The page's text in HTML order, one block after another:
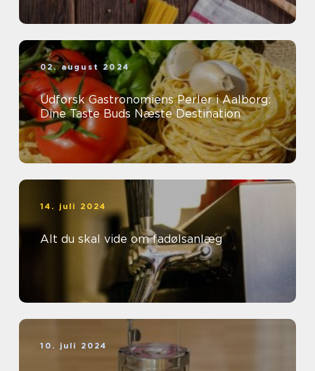
02. august 2024
Udforsk Gastronomiens Perler i Aalborg:
Dine Taste Buds Næste Destination
14. juli 2024
Alt du skal vide om fadølsanlæg
10. juli 2024